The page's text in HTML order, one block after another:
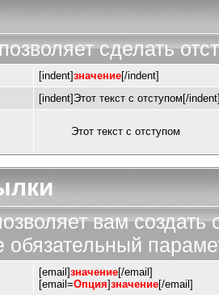
сделать
[indent]значение[/indent]
[indent]Этот текст с отступом[/
Этот текст с отступом
вам
обязательный
[email]значение[/email]
[email=Опция]значение[/email]